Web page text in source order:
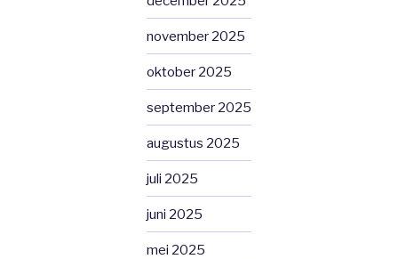
november 2025
oktober 2025
september 2025
augustus 2025
juli 2025
juni 2025
mei 2025